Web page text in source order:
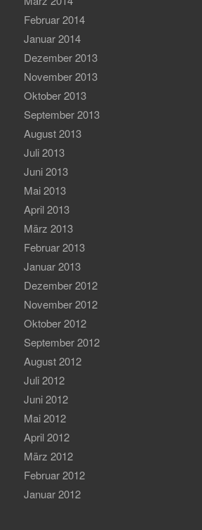
Februar 2014
Januar 2014
Dezember 2013
November 2013
Oktober 2013
September 2013
August 2013
Juli 2013
Juni 2013
Mai 2013
April 2013
März 2013
Februar 2013
Januar 2013
Dezember 2012
November 2012
Oktober 2012
September 2012
August 2012
Juli 2012
Juni 2012
Mai 2012
April 2012
März 2012
Februar 2012
Januar 2012